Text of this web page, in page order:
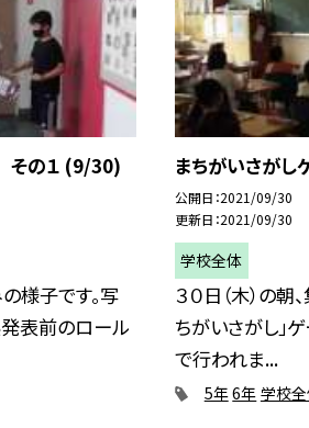
の１ (9/30)
の様子です。写
表前のロール
まちがいさが
公開日 2021/09/30
更新日 2021/09/30
学校全体
３０日（木）の朝
ちがいさがし」
で行われま...
5年6年 学校